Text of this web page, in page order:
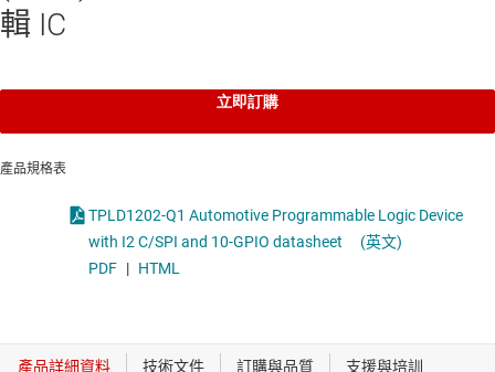
輯 IC
立即訂購
產品規格表
TPLD1202-Q1 Automotive Programmable Logic Device
with I2 C/SPI and 10-GPIO datasheet
(英文)
PDF | HTML